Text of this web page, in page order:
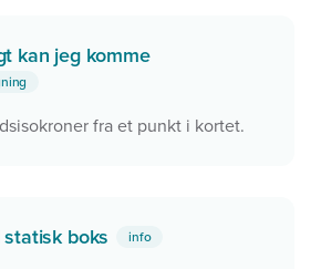
kan jeg komme
fra et punkt i kortet.
boks info